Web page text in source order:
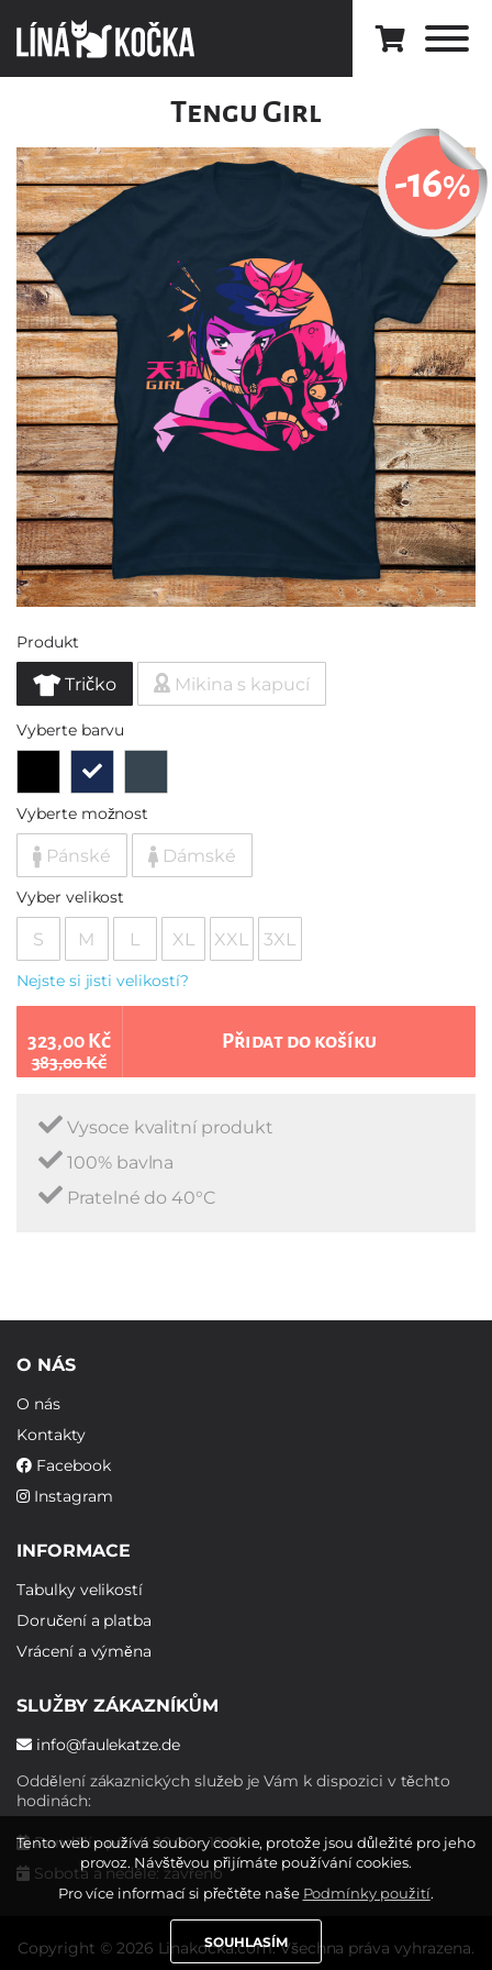
Tengu Girl
-16%
Produkt
Tričko Mikina s kapucí
Vyberte barvu
Vyberte možnost
Pánské Dámské
Vyber velikost
S M L XL XXL 3XL
Nejste si jisti velikostí?
323,00 Kč
383,00 Kč
Přidat do košíku
Vysoce kvalitní produkt
100% bavlna
Pratelné do 40°C
O NÁS
O nás
Kontakty
Facebook
Instagram
INFORMACE
Tabulky velikostí
Doručení a platba
Vrácení a výměna
SLUŽBY ZÁKAZNÍKŮM
info@faulekatze.de
Oddělení zákaznických služeb je Vám k dispozici v těchto
hodinách:
Pondělí - pátek: 10:00 - 19:00
Sobota a neděle: zavřeno
Copyright © 2026 Linakocka.com. Všechna práva vyhrazena.
Tento web používá soubory cookie, protože jsou důležité pro jeho
provoz. Návštěvou přijímáte používání cookies.
Pro více informací si přečtěte naše Podmínky použití.
SOUHLASÍM